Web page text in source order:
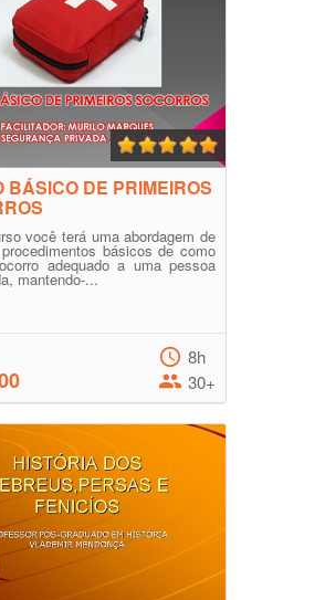
BÁSICO DE PRIMEIROS
você terá uma abordagem de
básicos de como
adequado a uma pessoa
mantendo-...
8h
30+